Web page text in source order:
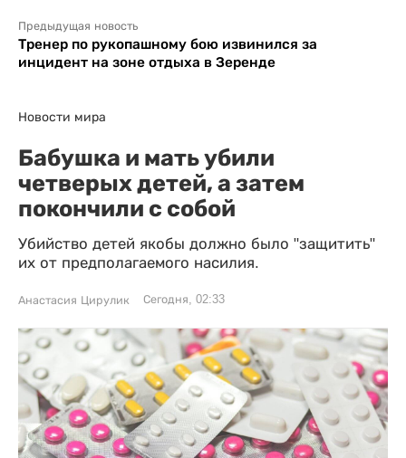
Предыдущая новость
Тренер по рукопашному бою извинился за
инцидент на зоне отдыха в Зеренде
Новости мира
Бабушка и мать убили
четверых детей, а затем
покончили с собой
Убийство детей якобы должно было "защитить"
их от предполагаемого насилия.
Анастасия Цирулик Сегодня, 02:33